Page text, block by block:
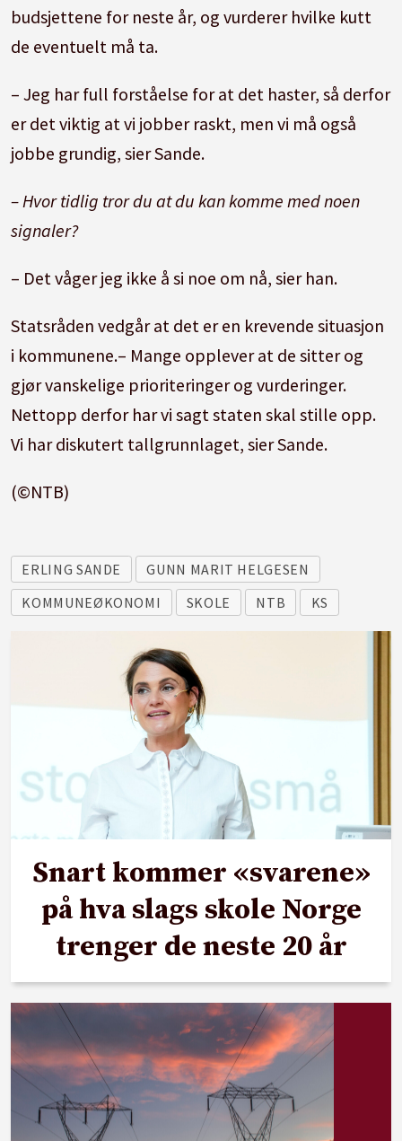
budsjettene for neste år, og vurderer hvilke kutt
de eventuelt må ta.
– Jeg har full forståelse for at det haster, så derfor
er det viktig at vi jobber raskt, men vi må også
jobbe grundig, sier Sande.
– Hvor tidlig tror du at du kan komme med noen
signaler?
– Det våger jeg ikke å si noe om nå, sier han.
Statsråden vedgår at det er en krevende situasjon
i kommunene.– Mange opplever at de sitter og
gjør vanskelige prioriteringer og vurderinger.
Nettopp derfor har vi sagt staten skal stille opp.
Vi har diskutert tallgrunnlaget, sier Sande.
(©NTB)
ERLING SANDE
GUNN MARIT HELGESEN
KOMMUNEØKONOMI
SKOLE NTB KS
Snart kommer «svarene»
på hva slags skole Norge
trenger de neste 20 år